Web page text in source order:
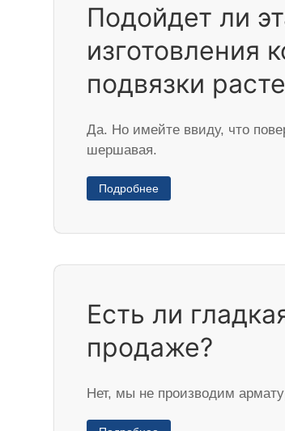
Подойдет ли
изготовления
подвязки
Да. Но имейте ввиду, что
шершавая.
Подробнее
Есть ли
продаже?
Нет, мы не производим